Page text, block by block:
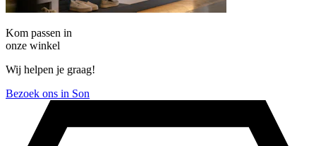
Kom passen in
onze winkel
Wij helpen je graag!
Bezoek ons in Son